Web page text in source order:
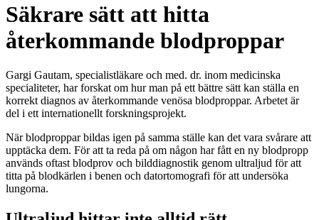
Säkrare sätt att hitta
återkommande blodproppar
Gargi Gautam, specialistläkare och med. dr. inom medicinska
specialiteter, har forskat om hur man på ett bättre sätt kan ställa en
korrekt diagnos av återkommande venösa blodproppar. Arbetet är
del i ett internationellt forskningsprojekt.
När blodproppar bildas igen på samma ställe kan det vara svårare att
upptäcka dem. För att ta reda på om någon har fått en ny blodpropp
används oftast blodprov och bilddiagnostik genom ultraljud för att
titta på blodkärlen i benen och datortomografi för att undersöka
lungorna.